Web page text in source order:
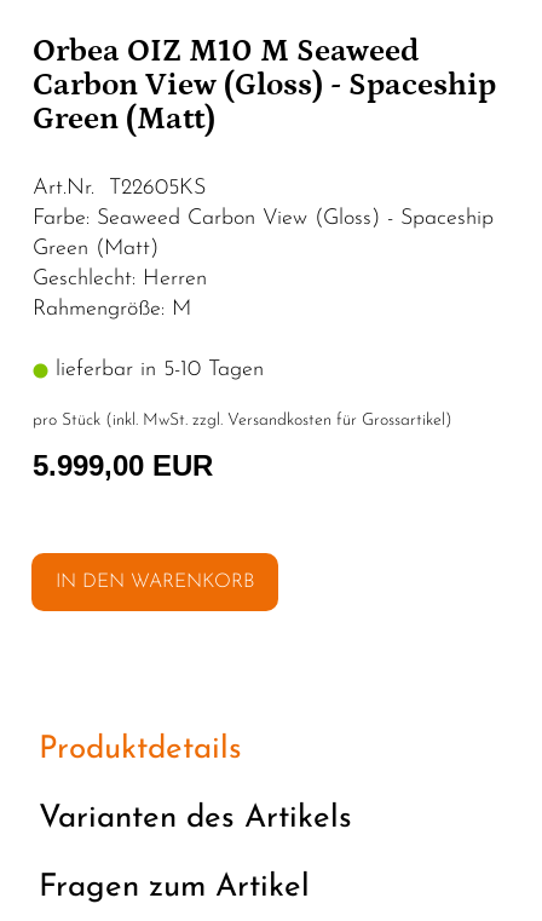
Orbea OIZ M10 M Seaweed
Carbon View (Gloss) - Spaceship
Green (Matt)
Art.Nr. T22605KS
Farbe: Seaweed Carbon View (Gloss) - Spaceship
Green (Matt)
Geschlecht: Herren
Rahmengröße: M
lieferbar in 5-10 Tagen
pro Stück (inkl. MwSt. zzgl. Versandkosten für Grossartikel )
5.999,00 EUR
IN DEN WARENKORB
Produktdetails
Varianten des Artikels
Fragen zum Artikel